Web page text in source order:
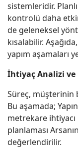
sistemleridir.
kontrolü daha
de geleneksel
kısalabilir.
yapım aşamaları
İhtiyaç Analizi ve
Süreç, müşterinin
Bu aşamada;
metrekare ihtiyacı
planlaması
değerlendirilir.